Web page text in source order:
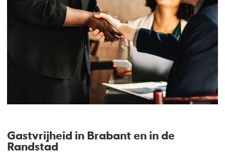
Gastvrijheid in Brabant en in de
Randstad